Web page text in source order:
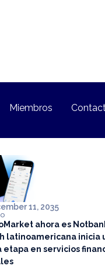
Miembros
11, 2035
ahora es
latinoamericana inicia
etapa en servicios